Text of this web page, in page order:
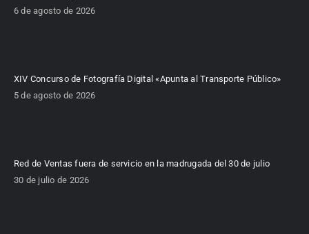
6 de agosto de 2026
XIV Concurso de Fotografía Digital «Apunta al Transporte Público»
5 de agosto de 2026
Red de Ventas fuera de servicio en la madrugada del 30 de julio
30 de julio de 2026